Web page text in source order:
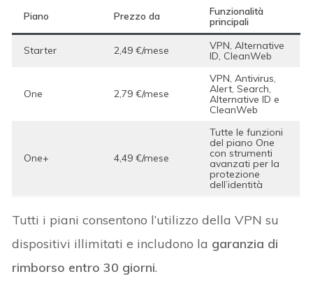
Piano Prezzo da
Funzionalità
principali
Starter 2,49 €/mese
VPN, Alternative
ID, CleanWeb
One 2,79 €/mese
VPN, Antivirus,
Alert, Search,
Alternative ID e
CleanWeb
One+ 4,49 €/mese
Tutte le funzioni
del piano One
con strumenti
avanzati per la
protezione
dell’identità
Tutti i piani consentono l’utilizzo della VPN su
dispositivi illimitati e includono la garanzia di
rimborso entro 30 giorni.